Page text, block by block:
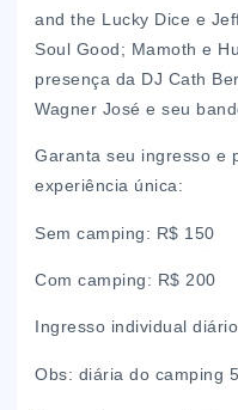
and the Lucky Dice e
Soul Good; Mamoth e
presença da DJ Cath
Wagner José e seu
Garanta seu ingresso e
experiência única:
Sem camping: R$ 150
Com camping: R$ 200
Ingresso individual
Obs: diária do camping